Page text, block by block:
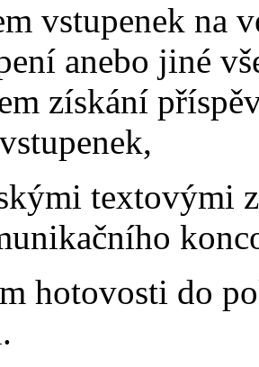
vstupenek na
anebo jiné
získání
textovými
hotovosti do